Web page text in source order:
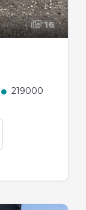
16
219000